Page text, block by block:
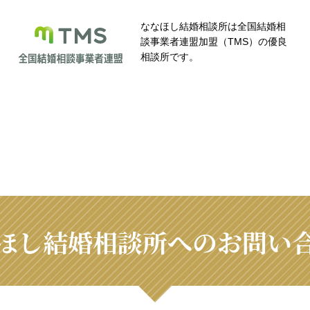
ななほし結婚相談所は全国結婚相
談事業者連盟加盟（TMS）の優良
相談所です。
し結婚相談所へのお問い